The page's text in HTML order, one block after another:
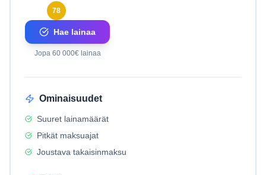
78
Hae lainaa
Jopa 60 000€ lainaa
Ominaisuudet
Suuret lainamäärät
Pitkät maksuajat
Joustava takaisinmaksu